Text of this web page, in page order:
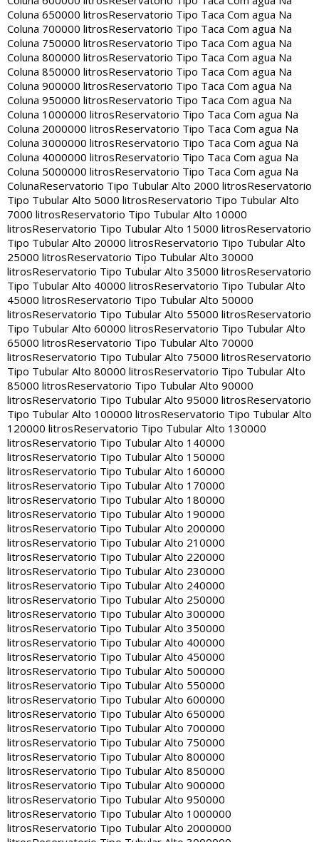
Coluna 650000 litrosReservatorio Tipo Taca Com agua Na
Coluna 700000 litrosReservatorio Tipo Taca Com agua Na
Coluna 750000 litrosReservatorio Tipo Taca Com agua Na
Coluna 800000 litrosReservatorio Tipo Taca Com agua Na
Coluna 850000 litrosReservatorio Tipo Taca Com agua Na
Coluna 900000 litrosReservatorio Tipo Taca Com agua Na
Coluna 950000 litrosReservatorio Tipo Taca Com agua Na
Coluna 1000000 litrosReservatorio Tipo Taca Com agua Na
Coluna 2000000 litrosReservatorio Tipo Taca Com agua Na
Coluna 3000000 litrosReservatorio Tipo Taca Com agua Na
Coluna 4000000 litrosReservatorio Tipo Taca Com agua Na
Coluna 5000000 litrosReservatorio Tipo Taca Com agua Na
ColunaReservatorio Tipo Tubular Alto 2000 litrosReservatorio
Tipo Tubular Alto 5000 litrosReservatorio Tipo Tubular Alto
7000 litrosReservatorio Tipo Tubular Alto 10000
litrosReservatorio Tipo Tubular Alto 15000 litrosReservatorio
Tipo Tubular Alto 20000 litrosReservatorio Tipo Tubular Alto
25000 litrosReservatorio Tipo Tubular Alto 30000
litrosReservatorio Tipo Tubular Alto 35000 litrosReservatorio
Tipo Tubular Alto 40000 litrosReservatorio Tipo Tubular Alto
45000 litrosReservatorio Tipo Tubular Alto 50000
litrosReservatorio Tipo Tubular Alto 55000 litrosReservatorio
Tipo Tubular Alto 60000 litrosReservatorio Tipo Tubular Alto
65000 litrosReservatorio Tipo Tubular Alto 70000
litrosReservatorio Tipo Tubular Alto 75000 litrosReservatorio
Tipo Tubular Alto 80000 litrosReservatorio Tipo Tubular Alto
85000 litrosReservatorio Tipo Tubular Alto 90000
litrosReservatorio Tipo Tubular Alto 95000 litrosReservatorio
Tipo Tubular Alto 100000 litrosReservatorio Tipo Tubular Alto
120000 litrosReservatorio Tipo Tubular Alto 130000
litrosReservatorio Tipo Tubular Alto 140000
litrosReservatorio Tipo Tubular Alto 150000
litrosReservatorio Tipo Tubular Alto 160000
litrosReservatorio Tipo Tubular Alto 170000
litrosReservatorio Tipo Tubular Alto 180000
litrosReservatorio Tipo Tubular Alto 190000
litrosReservatorio Tipo Tubular Alto 200000
litrosReservatorio Tipo Tubular Alto 210000
litrosReservatorio Tipo Tubular Alto 220000
litrosReservatorio Tipo Tubular Alto 230000
litrosReservatorio Tipo Tubular Alto 240000
litrosReservatorio Tipo Tubular Alto 250000
litrosReservatorio Tipo Tubular Alto 300000
litrosReservatorio Tipo Tubular Alto 350000
litrosReservatorio Tipo Tubular Alto 400000
litrosReservatorio Tipo Tubular Alto 450000
litrosReservatorio Tipo Tubular Alto 500000
litrosReservatorio Tipo Tubular Alto 550000
litrosReservatorio Tipo Tubular Alto 600000
litrosReservatorio Tipo Tubular Alto 650000
litrosReservatorio Tipo Tubular Alto 700000
litrosReservatorio Tipo Tubular Alto 750000
litrosReservatorio Tipo Tubular Alto 800000
litrosReservatorio Tipo Tubular Alto 850000
litrosReservatorio Tipo Tubular Alto 900000
litrosReservatorio Tipo Tubular Alto 950000
litrosReservatorio Tipo Tubular Alto 1000000
litrosReservatorio Tipo Tubular Alto 2000000